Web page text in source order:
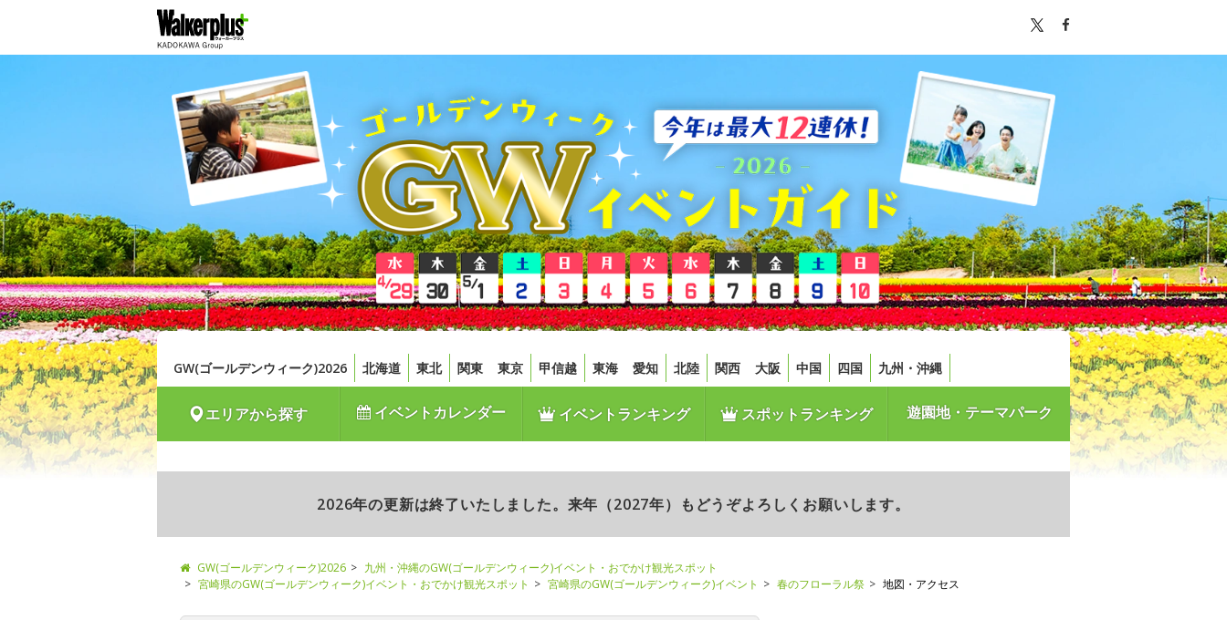
GW(ゴールデンウィーク)2026 北海道 東北 関東 東京 甲信越 東海 愛知 北陸 関西 大阪 中国 四国 九州・沖縄
エリアから探す イベントカレンダー イベントランキング スポットランキング 遊園地・テーマパーク
2026年の更新は終了いたしました。来年（2027年）もどうぞよろしくお願いします。
GW(ゴールデンウィーク)2026
九州・沖縄のGW(ゴールデンウィーク)イベント・おでかけ観光スポット
宮崎県のGW(ゴールデンウィーク)イベント・おでかけ観光スポット
宮崎県のGW(ゴールデンウィーク)イベント 春のフローラル祭 地図・アクセス